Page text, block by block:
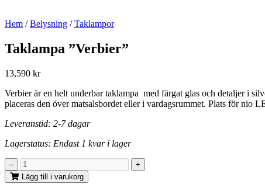
Hem /Belysning /Taklampor
Taklampa ”Verbier”
13,590 kr
Verbier är en helt underbar taklampa med färgat glas och detaljer i
placeras den över matsalsbordet eller i vardagsrummet. Plats för nio
Leveranstid: 2-7 dagar
Lagerstatus: Endast 1 kvar i lager
Lägg till i varukorg